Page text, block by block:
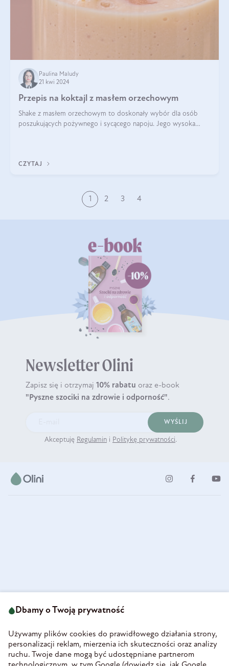
Paulina Maludy
21 kwi 2024
Przepis na koktajl z masłem orzechowym
Shake z masłem orzechowym to doskonały wybór dla osób
poszukujących pożywnego i sycącego napoju. Jego wysoka
CZYTAJ
1 2 3 4
Newsletter Olini
Zapisz się i otrzymaj 10% rabatu oraz e-book
"Pyszne szociki na zdrowie i odporność".
WYŚLIJ
Akceptuję Regulamin i Politykę prywatności.
58-160 Świebodzice
REGON 890213034
INFORMACJE
Dbamy o Twoją prywatność
Używamy plików cookies do prawidłowego działania strony,
personalizacji reklam, mierzenia ich skuteczności oraz analizy
ruchu. Twoje dane mogą być udostępniane partnerom